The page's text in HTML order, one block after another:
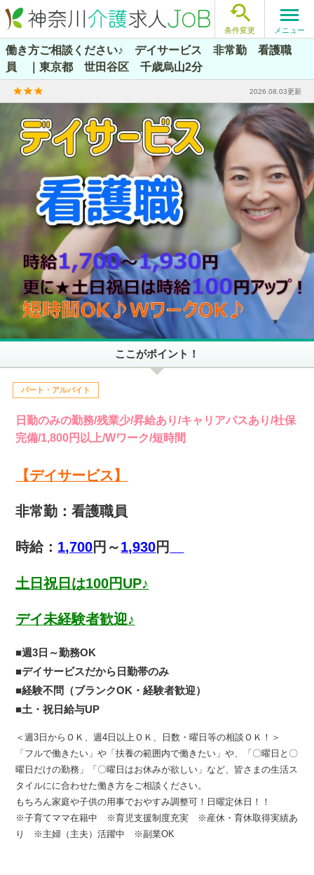

条件変更 メニュー
働き方ご相談ください♪ デイサービス 非常勤 看護職
員 ｜東京都 世田谷区 千歳烏山2分
2026.08.03更新
ここがポイント！
パート・アルバイト
日勤のみの勤務/残業少/昇給あり/キャリアパスあり/社保
完備/1,800円以上/Wワーク/短時間
【デイサービス】
非常勤：看護職員
時給： 1,700円～1,930円
土日祝日は100円UP♪
デイ未経験者歓迎♪
■週3日～勤務OK
■デイサービスだから日勤帯のみ
■経験不問（ブランクOK・経験者歓迎）
■土・祝日給与UP
＜週3日からＯＫ、週4日以上ＯＫ、日数・曜日等の相談ＯＫ！＞
「フルで働きたい」や「扶養の範囲内で働きたい」や、「〇曜日と〇
曜日だけの勤務」「〇曜日はお休みが欲しい」など、皆さまの生活ス
タイルにに合わせた働き方をご相談ください。
もちろん家庭や子供の用事でおやすみ調整可！日曜定休日！！
※子育てママ在籍中 ※育児支援制度充実 ※産休・育休取得実績あ
り ※主婦（主夫）活躍中 ※副業OK